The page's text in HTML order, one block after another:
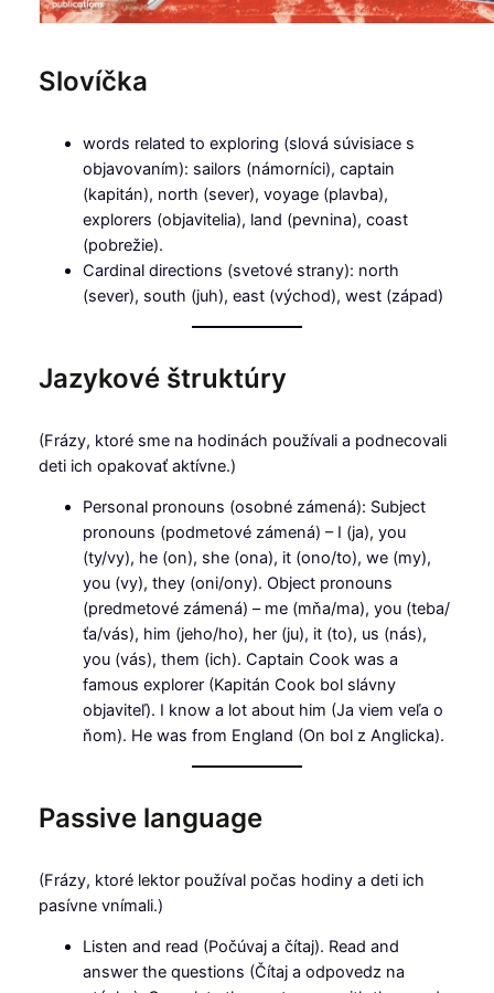
Slovíčka
words related to exploring (slová súvisiace s
objavovaním): sailors (námorníci), captain
(kapitán), north (sever), voyage (plavba),
explorers (objavitelia), land (pevnina), coast
(pobrežie).
Cardinal directions (svetové strany): north
(sever), south (juh), east (východ), west (západ)
Jazykové štruktúry
(Frázy, ktoré sme na hodinách používali a podnecovali
deti ich opakovať aktívne.)
Personal pronouns (osobné zámená): Subject
pronouns (podmetové zámená) – I (ja), you
(ty/vy), he (on), she (ona), it (ono/to), we (my),
you (vy), they (oni/ony). Object pronouns
(predmetové zámená) – me (mňa/ma), you (teba/
ťa/vás), him (jeho/ho), her (ju), it (to), us (nás),
you (vás), them (ich). Captain Cook was a
famous explorer (Kapitán Cook bol slávny
objaviteľ). I know a lot about him (Ja viem veľa o
ňom). He was from England (On bol z Anglicka).
Passive language
(Frázy, ktoré lektor používal počas hodiny a deti ich
pasívne vnímali.)
Listen and read (Počúvaj a čítaj). Read and
answer the questions (Čítaj a odpovedz na